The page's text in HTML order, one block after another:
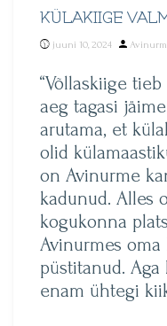
KÜLAKIIGE
juuni 10, 2024
Posted
“Võllaskiige
aeg tagasi
arutama, et
olid
on Avinurme
kadunud. Alles
kogukonna
Avinurmes
püstitanud.
enam ühtegi